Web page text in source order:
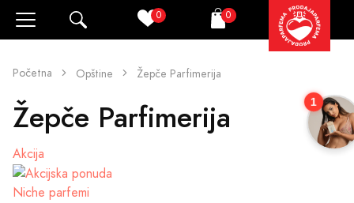
0 Korpa
0
Početna Opštine Žepče Parfimerija
Žepče Parfimerija
Akcija
Niche parfemi
1